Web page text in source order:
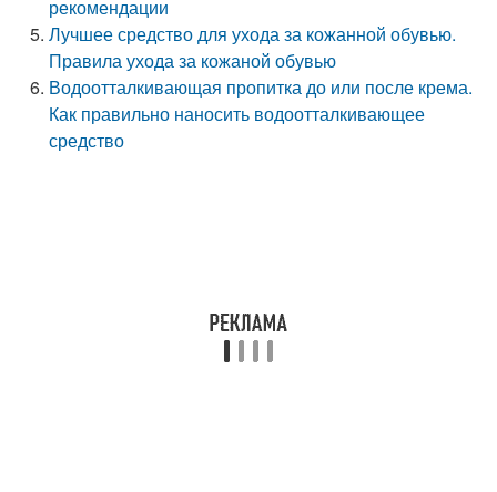
рекомендации
Лучшее средство для ухода за кожанной обувью.
Правила ухода за кожаной обувью
Водоотталкивающая пропитка до или после крема.
Как правильно наносить водоотталкивающее
средство